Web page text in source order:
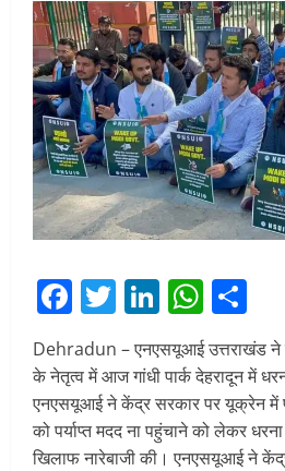
Facebook
Twitter
LinkedIn
Dehradun – एनएसयूआई उत्तराखंड ने
के नेतृत्व में आज गांधी पार्क देहरादून में
एनएसयूआई ने केंद्र सरकार पर यूक्रेन में
को पर्याप्त मदद ना पहुंचाने को लेकर
खिलाफ नारेबाजी की। एनएसयूआई ने